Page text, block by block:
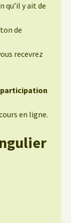
y ait de
de
recevrez
en ligne.